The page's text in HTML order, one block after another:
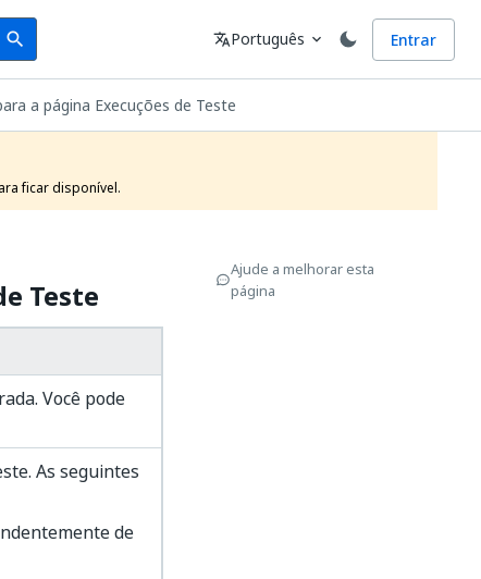
search Idioma
translatePortuguês expand_more Entrar
a página Execuções de Teste
ficar disponível.
Teste
Você pode
As seguintes
de
Ajude a melhorar esta
página